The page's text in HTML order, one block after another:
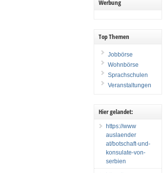
Werbung
Top Themen
Jobbörse
Wohnbörse
Sprachschulen
Veranstaltungen
Hier gelandet:
https://www
auslaender
at/botschaft-und-
konsulate-von-
serbien